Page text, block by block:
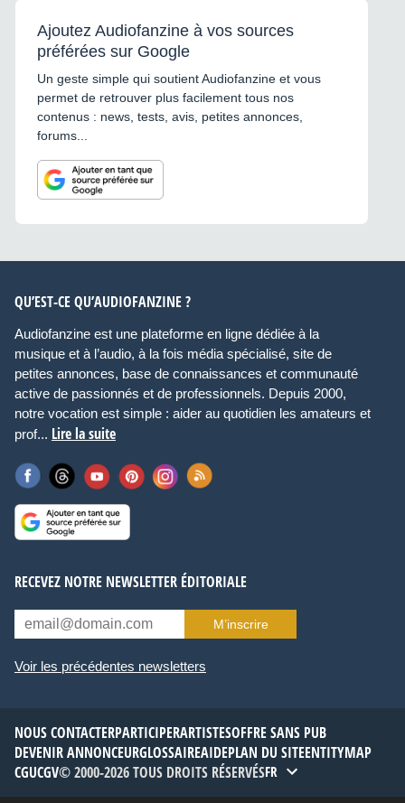
Ajoutez Audiofanzine à vos sources
préférées sur Google
Un geste simple qui soutient Audiofanzine et vous
permet de retrouver plus facilement tous nos
contenus : news, tests, avis, petites annonces,
forums...
QU’EST-CE QU’AUDIOFANZINE ?
Audiofanzine est une plateforme en ligne dédiée à la
musique et à l’audio, à la fois média spécialisé, site de
petites annonces, base de connaissances et communauté
active de passionnés et de professionnels. Depuis 2000,
notre vocation est simple : aider au quotidien les amateurs et
prof... Lire la suite
RECEVEZ NOTRE NEWSLETTER ÉDITORIALE
M’inscrire
Voir les précédentes newsletters
NOUS CONTACTERPARTICIPERARTISTESOFFRE SANS PUB
DEVENIR ANNONCEURGLOSSAIREAIDEPLAN DU SITEENTITYMAP
CGUCGV© 2000-2026 TOUS DROITS RÉSERVÉSFR